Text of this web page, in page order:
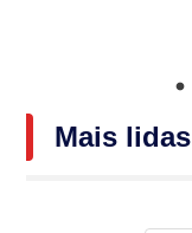
Mais lidas